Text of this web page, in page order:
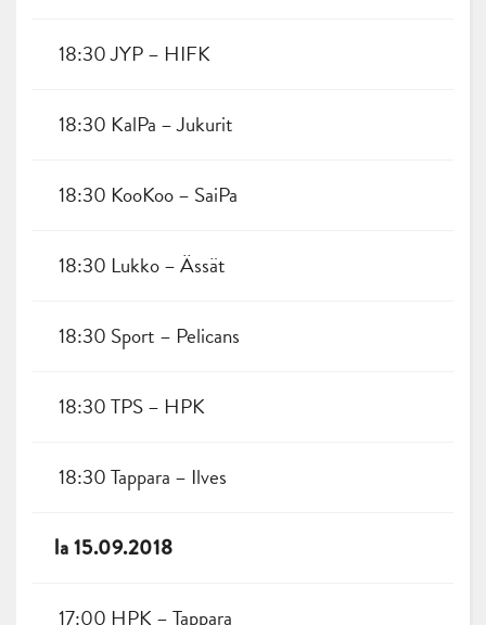
18:30 JYP – HIFK
18:30 KalPa – Jukurit
18:30 KooKoo – SaiPa
18:30 Lukko – Ässät
18:30 Sport – Pelicans
18:30 TPS – HPK
18:30 Tappara – Ilves
la 15.09.2018
17:00 HPK – Tappara